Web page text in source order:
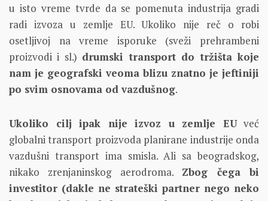
u isto vreme tvrde da se pomenuta industrija gradi
radi izvoza u zemlje EU. Ukoliko nije reč o robi
osetljivoj na vreme isporuke (sveži prehrambeni
proizvodi i sl.) drumski transport do tržišta koje
nam je geografski veoma blizu znatno je jeftiniji
po svim osnovama od vazdušnog.
Ukoliko cilj ipak nije izvoz u zemlje EUveć
globalni transport proizvoda planirane industrije onda
vazdušni transport ima smisla. Ali sa beogradskog,
nikako zrenjaninskog aerodroma. Zbog čega bi
investitor (dakle ne strateški partner nego neko